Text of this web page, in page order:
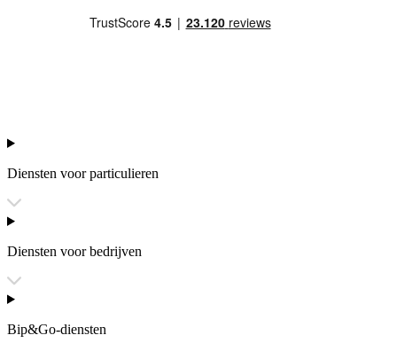
Diensten voor particulieren
Diensten voor bedrijven
Bip&Go-diensten